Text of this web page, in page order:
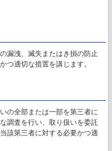
漏洩、滅失またはき損の防止
つ適切な措置を講じます。
の全部または一部を第三者に
調査を行い、取り扱いを委託
該第三者に対する必要かつ適